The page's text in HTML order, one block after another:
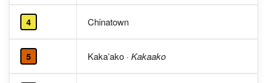
4 Chinatown
5 Kakaʻako · Kakaako